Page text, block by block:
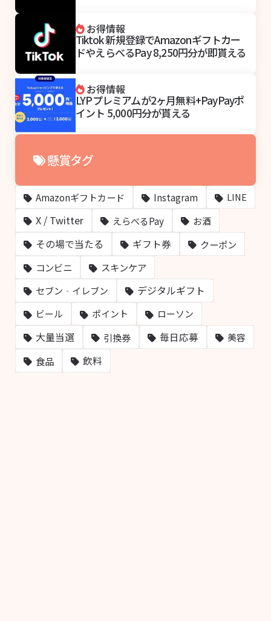
お得情報
Tiktok 新規登録でAmazonギフトカー
ドやえらべるPay 8,250円分が即貰える
お得情報
LYPプレミアムが2ヶ月無料+PayPayポ
イント 5,000円分が貰える
懸賞タグ
Amazonギフトカード Instagram LINE
X / Twitter えらべるPay お酒
その場で当たる ギフト券
クーポン
コンビニ
スキンケア
セブン‐イレブン デジタルギフト
ビール ポイント ローソン
大量当選 引換券 毎日応募 美容
食品 飲料